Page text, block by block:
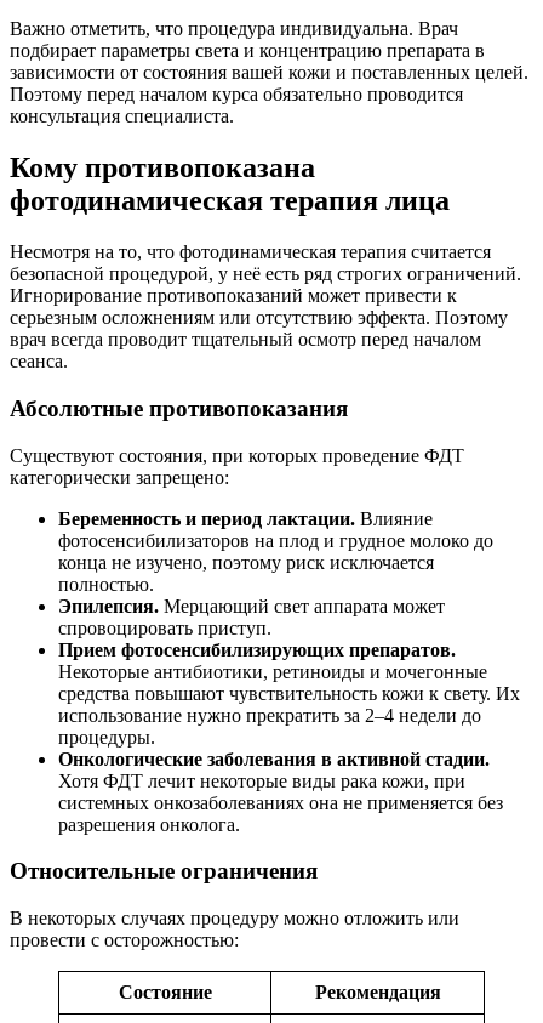
Важно отметить, что процедура индивидуальна. Врач
подбирает параметры света и концентрацию препарата в
зависимости от состояния вашей кожи и поставленных целей.
Поэтому перед началом курса обязательно проводится
консультация специалиста.
Кому противопоказана
фотодинамическая терапия лица
Несмотря на то, что фотодинамическая терапия считается
безопасной процедурой, у неё есть ряд строгих ограничений.
Игнорирование противопоказаний может привести к
серьезным осложнениям или отсутствию эффекта. Поэтому
врач всегда проводит тщательный осмотр перед началом
сеанса.
Абсолютные противопоказания
Существуют состояния, при которых проведение ФДТ
категорически запрещено:
Беременность и период лактации. Влияние
фотосенсибилизаторов на плод и грудное молоко до
конца не изучено, поэтому риск исключается
полностью.
Эпилепсия. Мерцающий свет аппарата может
спровоцировать приступ.
Прием фотосенсибилизирующих препаратов.
Некоторые антибиотики, ретиноиды и мочегонные
средства повышают чувствительность кожи к свету. Их
использование нужно прекратить за 2–4 недели до
процедуры.
Онкологические заболевания в активной стадии.
Хотя ФДТ лечит некоторые виды рака кожи, при
системных онкозаболеваниях она не применяется без
разрешения онколога.
Относительные ограничения
В некоторых случаях процедуру можно отложить или
провести с осторожностью:
Состояние Рекомендация